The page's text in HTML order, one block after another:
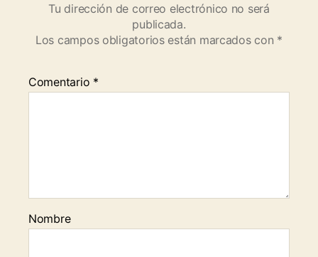
Tu dirección de correo electrónico no será
publicada.
Los campos obligatorios están marcados con *
Comentario *
Nombre